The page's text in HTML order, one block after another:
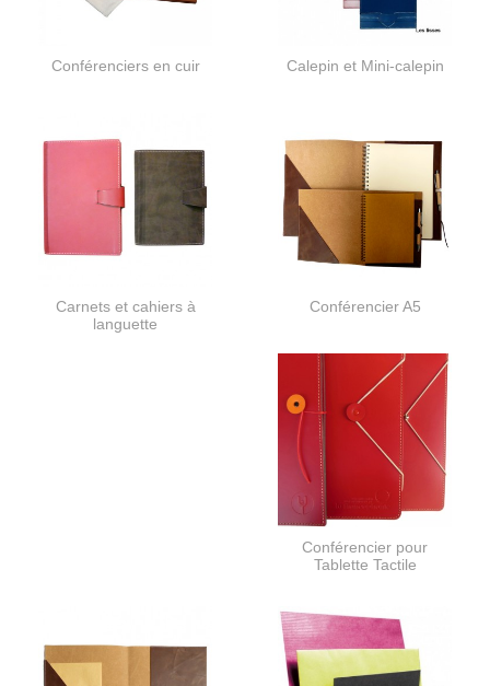
Conférenciers en cuir Calepin et Mini-calepin
Carnets et cahiers à
languette
Conférencier A5
Conférencier pour
Tablette Tactile